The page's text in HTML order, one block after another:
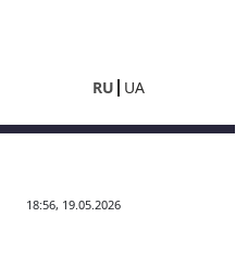
RU UA
18:56, 19.05.2026